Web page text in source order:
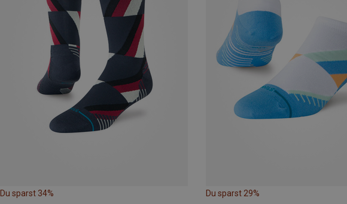
Du sparst 34% Du sparst 29%